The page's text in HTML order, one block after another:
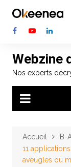
contenu
Webzine
Nos experts
Accueil
B-
11
aveugles ou